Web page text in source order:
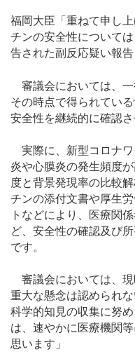
福岡大臣「重ねて申し
チンの安全性について
告された副反応疑い報
審議会においては、一
その時点で得られてい
安全性を継続的に確認
実際に、新型コロナワ
炎や心膜炎の発生頻度
度と背景発現率の比較
チンの添付文書や厚生
トなどにより、医療関
ど、安全性の確認及び
です。
審議会においては、現
重大な懸念は認められ
科学的知見の収集に努
は、速やかに医療機関
思います」